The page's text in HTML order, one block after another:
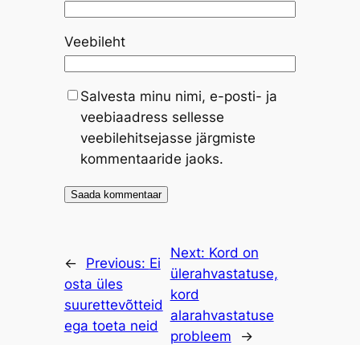
Veebileht
Salvesta minu nimi, e-posti- ja
veebiaadress sellesse
veebilehitsejasse järgmiste
kommentaaride jaoks.
← Previous: Ei
osta üles
suurettevõtteid
ega toeta neid
Next: Kord on
ülerahvastatuse,
kord
alarahvastatuse
probleem
→